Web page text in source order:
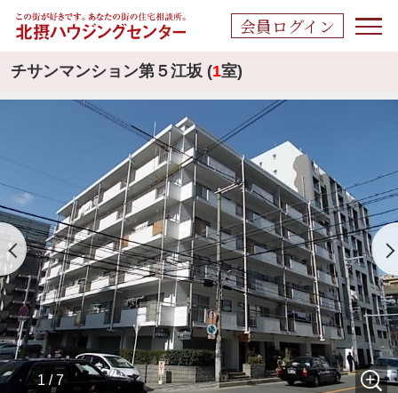
会員ログイン
チサンマンション第５江坂 (1室)
1 / 7